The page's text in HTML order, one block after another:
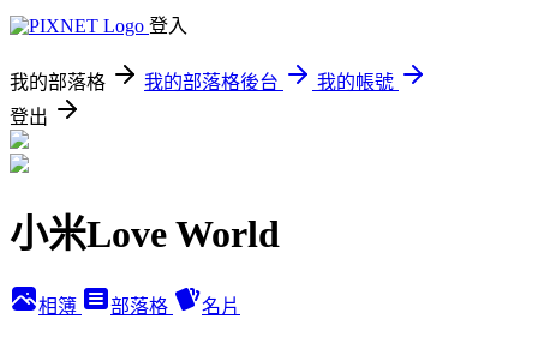
登入
我的部落格 我的部落格後台
我的帳號
登出
小米Love World
相簿 部落格 名片